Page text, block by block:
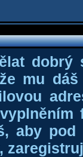
dobrý
mu
aby